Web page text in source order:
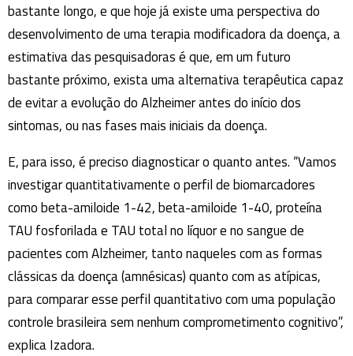
bastante longo, e que hoje já existe uma perspectiva do
desenvolvimento de uma terapia modificadora da doença, a
estimativa das pesquisadoras é que, em um futuro
bastante próximo, exista uma alternativa terapêutica capaz
de evitar a evolução do Alzheimer antes do início dos
sintomas, ou nas fases mais iniciais da doença.
E, para isso, é preciso diagnosticar o quanto antes. “Vamos
investigar quantitativamente o perfil de biomarcadores
como beta-amiloide 1-42, beta-amiloide 1-40, proteína
TAU fosforilada e TAU total no líquor e no sangue de
pacientes com Alzheimer, tanto naqueles com as formas
clássicas da doença (amnésicas) quanto com as atípicas,
para comparar esse perfil quantitativo com uma população
controle brasileira sem nenhum comprometimento cognitivo”,
explica Izadora.